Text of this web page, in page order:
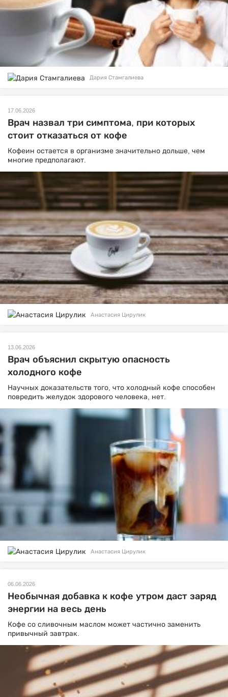
Дария Стамгалиева
17.06.2026
Врач назвал три симптома, при которых
стоит отказаться от кофе
Кофеин остается в организме значительно дольше, чем
многие предполагают.
Анастасия Цирулик
13.06.2026
Врач объяснил скрытую опасность
холодного кофе
Научных доказательств того, что холодный кофе способен
повредить желудок здорового человека, нет.
Анастасия Цирулик
06.06.2026
Необычная добавка к кофе утром даст заряд
энергии на весь день
Кофе со сливочным маслом может частично заменить
привычный завтрак.